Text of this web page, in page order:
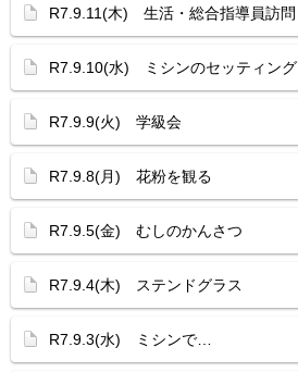
R7.9.11(木) 生活・総合指導員訪問
R7.9.10(水) ミシンのセッティング
R7.9.9(火) 学級会
R7.9.8(月) 花粉を観る
R7.9.5(金) むしのかんさつ
R7.9.4(木) ステンドグラス
R7.9.3(水) ミシンで…